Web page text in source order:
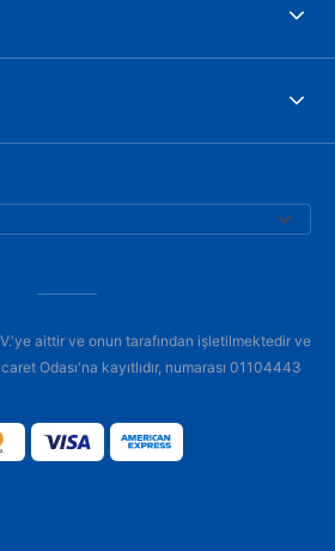
aittir ve onun tarafından işletilmektedir ve
Odası'na kayıtlıdır, numarası 01104443